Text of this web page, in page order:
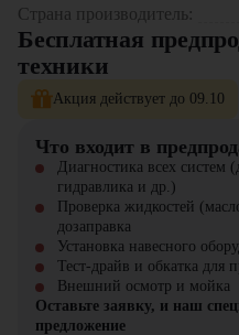
комфорт оператора
Прочность и долговечность
Страна производитель:
Бесплатная
техники
Акция действует до 09.10
Что входит в
Диагностика всех систем
гидравлика и др.)
Проверка жидкостей
дозаправка
Установка навесного
Тест-драйв и обкатка для
Внешний осмотр и мойка
Оставьте заявку, и наш
предложение